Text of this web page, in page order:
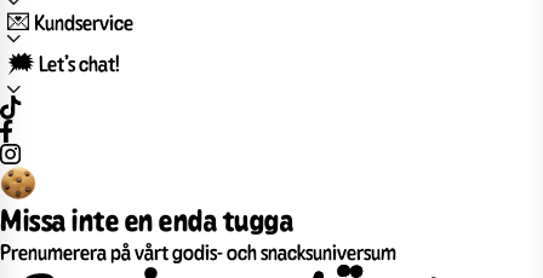
💌 Kundservice
🗯️ Let’s chat!
Missa inte en enda tugga
Prenumerera på vårt godis- och snacksuniversum